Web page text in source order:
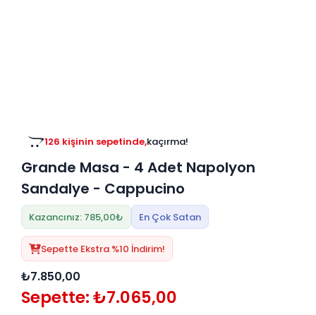
126 kişinin sepetinde,kaçırma!
Grande Masa - 4 Adet Napolyon
Sandalye - Cappucino
Kazancınız: 785,00₺ En Çok Satan
Sepette Ekstra %10 İndirim!
₺7.850,00
Sepette: ₺7.065,00